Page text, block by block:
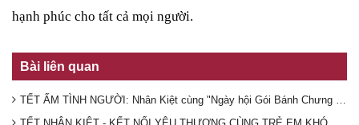
hạnh phúc cho tất cả mọi người.
Bài liên quan